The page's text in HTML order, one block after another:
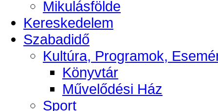
Mikulásfölde
Kereskedelem
Szabadidő
Kultúra, Programok,
Könyvtár
Művelődési Ház
Sport